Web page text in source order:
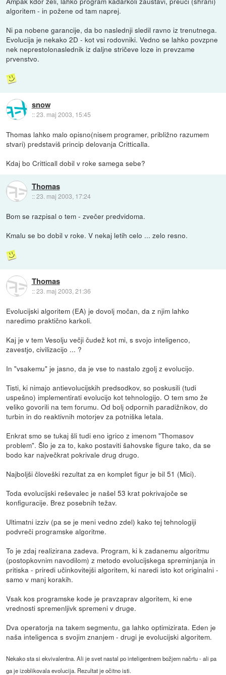
algoritem - in požene od tam naprej.
Ni pa nobene garancije, da bo naslednji sledil ravno iz trenutnega.
Evolucija je nekako 2D - kot vsi rodovniki. Vedno se lahko povzpne
nek neprestolonaslednik iz daljne stričeve loze in prevzame
prvenstvo.
snow
::23. maj 2003, 15:45
Thomas lahko malo opisno(nisem programer, približno razumem
stvari) predstaviš princip delovanja Critticalla.
Kdaj bo Critticall dobil v roke samega sebe?
Thomas
::23. maj 2003, 17:24
Bom se razpisal o tem - zvečer predvidoma.
Kmalu se bo dobil v roke. V nekaj letih celo ... zelo resno.
Thomas
::23. maj 2003, 21:36
Evolucijski algoritem (EA) je dovolj močan, da z njim lahko
naredimo praktično karkoli.
Kaj je v tem Vesolju večji čudež kot mi, s svojo inteligenco,
zavestjo, civilizacijo ... ?
In "vsakemu" je jasno, da je vse to nastalo zgolj z evolucijo.
Tisti, ki nimajo antievolucijskih predsodkov, so poskusili (tudi
uspešno) implementirati evolucijo kot tehnologijo. O tem smo že
veliko govorili na tem forumu. Od bolj odpornih paradižnikov, do
turbin in do reaktivnih motorjev za potniška letala.
Enkrat smo se tukaj šli tudi eno igrico z imenom "Thomasov
problem". Šlo je za to, kako postaviti šahovske figure tako, da se
bodo kar največkrat pokrivale drug drugo.
Najboljši človeški rezultat za en komplet figur je bil 51 (Mici).
Toda evolucijski reševalec je našel 53 krat pokrivajoče se
konfiguracije. Brez posebnih težav.
Ultimatni izziv (pa se je meni vedno zdel) kako tej tehnologiji
podvreči programske algoritme.
To je zdaj realizirana zadeva. Program, ki k zadanemu algoritmu
(postopkovnim navodilom) z metodo evolucijskega spreminjanja in
pritiska - priredi učinkovitejši algoritem, ki naredi isto kot originalni -
samo v manj korakih.
Vsak kos programske kode je pravzaprav algoritem, ki ene
vrednosti spremenljivk spremeni v druge.
Dva operatorja na takem segmentu, ga lahko optimizirata. Eden je
naša inteligenca s svojim znanjem - drugi je evolucijski algoritem.
Nekako sta si ekvivalentna. Ali je svet nastal po inteligentnem božjem načrtu - ali pa
ga je izoblikovala evolucija. Rezultat je očitno isti.